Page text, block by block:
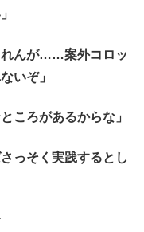
れんが……案外コロッ
いぞ」
ころがあるからな」
っそく実践するとし